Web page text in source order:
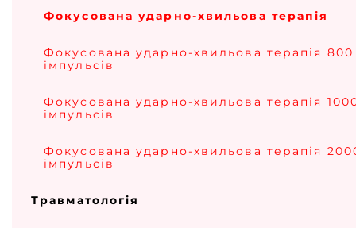
Фокусована ударно-хвильова терапія
Фокусована ударно-хвильова терапія 800
імпульсів
Фокусована ударно-хвильова терапія
імпульсів
Фокусована ударно-хвильова терапія
імпульсів
Травматологія